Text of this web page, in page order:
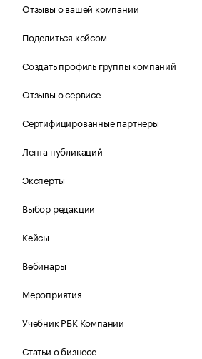
Отзывы о вашей компании
Поделиться кейсом
Создать профиль группы компаний
Отзывы о сервисе
Сертифицированные партнеры
Лента публикаций
Эксперты
Выбор редакции
Кейсы
Вебинары
Мероприятия
Учебник РБК Компании
Статьи о бизнесе